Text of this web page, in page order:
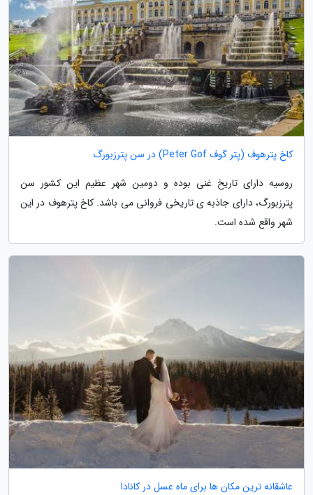
کاخ پترهوف (پتر گوف Peter Gof) در سن پترزبورگ
روسیه دارای تاریخ غنی بوده و دومین شهر عظیم این کشور سن
پترزبورگ، دارای جاذبه ی تاریخی فروانی می باشد. کاخ پترهوف در این
شهر واقع شده است.
عاشقانه ترین مکان ها برای ماه عسل در کانادا